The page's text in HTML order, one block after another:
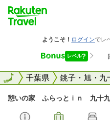
全国千葉県 銚子・旭・九
全国
憩いの家 ふらっとｉｎ 九十